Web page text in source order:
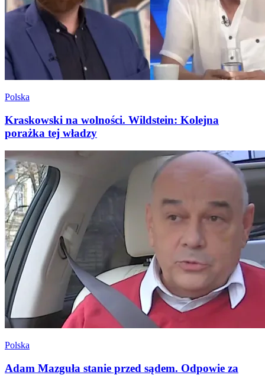
Polska
Kraskowski na wolności. Wildstein: Kolejna
porażka tej władzy
Polska
Adam Mazguła stanie przed sądem. Odpowie za